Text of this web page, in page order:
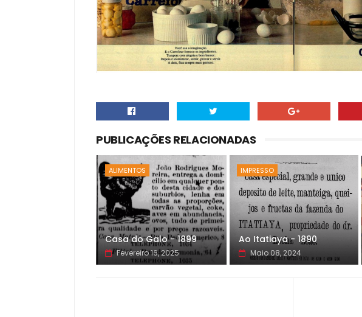
PUBLICAÇÕES RELACIONADAS
ALIMENTOS
Casa do Galo - 1899
Fevereiro 16, 2025
IMPRESSO
Ao Itatiaya - 1890
Maio 08, 2024